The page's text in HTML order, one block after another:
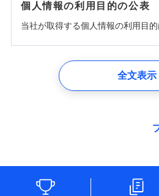
個人情報の利用目的の公表
当社が取得する個人情報の利用目的
ユーザー登録受付および、管理のた
しくは委託を受けている保険会社
関する情報を提供し、金融商品等
た維持管理等の委託業務遂行のた
情報を取引のある他の保険会社の
るために利用させていただくことが
各種セミナーの開催のため
全文表示